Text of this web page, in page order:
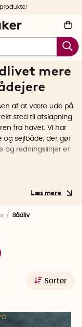
DKK
mere
af at være ude på
sted til afslapning
fra havet. Vi har
sejlbåde, der gør
og redningslinjer er
dine glas på
dit tøj bliver på plads,
faciliteter, der gør
Bådliv
Sorter